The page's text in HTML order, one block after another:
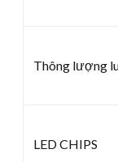
Thông lượng
LED CHIPS